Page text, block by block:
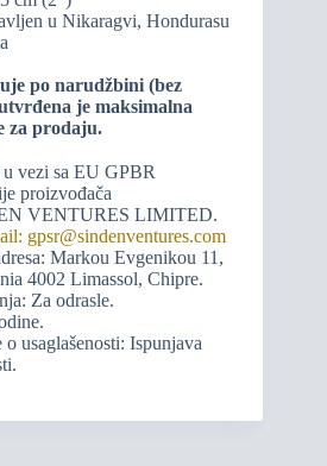
u Nikaragvi, Hondurasu
po narudžbini (bez
je maksimalna
za prodaju.
vezi sa EU GPBR
proizvođača
VENTURES LIMITED.
gpsr@sindenventures.com
Markou Evgenikou 11,
4002 Limassol, Chipre.
Za odrasle.
usaglašenosti: Ispunjava